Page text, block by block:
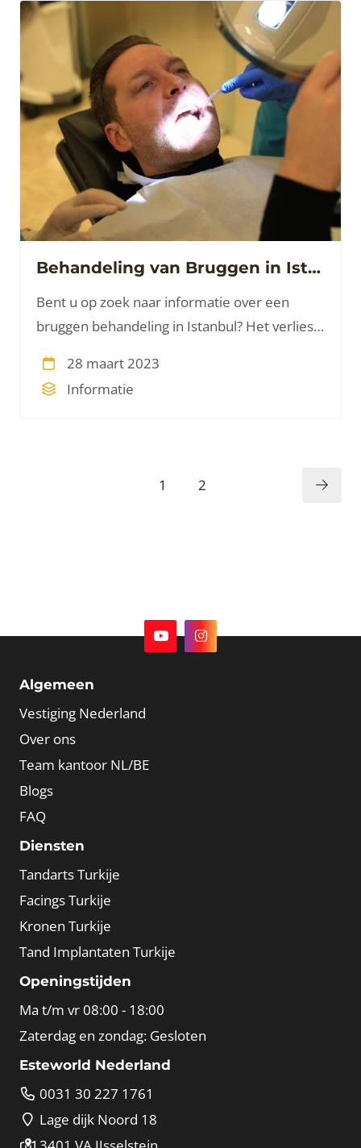
Behandeling van Bruggen in Istanbul: Verbeter uw Uitstraling en Kauwvermogen
Bent u op zoek naar informatie over een
bruggen behandeling in Istanbul? Het verlies
ongeval of tandbederf, kan soms een
traumatische ervaring zijn.
28 maart 2023
Informatie
1 2
Algemeen
Vestiging Nederland
Over ons
Team kantoor NL/BE
Blogs
FAQ
Diensten
Tandarts Turkije
Facings Turkije
Kronen Turkije
Tand Implantaten Turkije
Openingstijden
Ma t/m vr 08:00 - 18:00
Zaterdag en zondag: Gesloten
Esteworld Nederland
0031 30 227 1761
Lage dijk Noord 18